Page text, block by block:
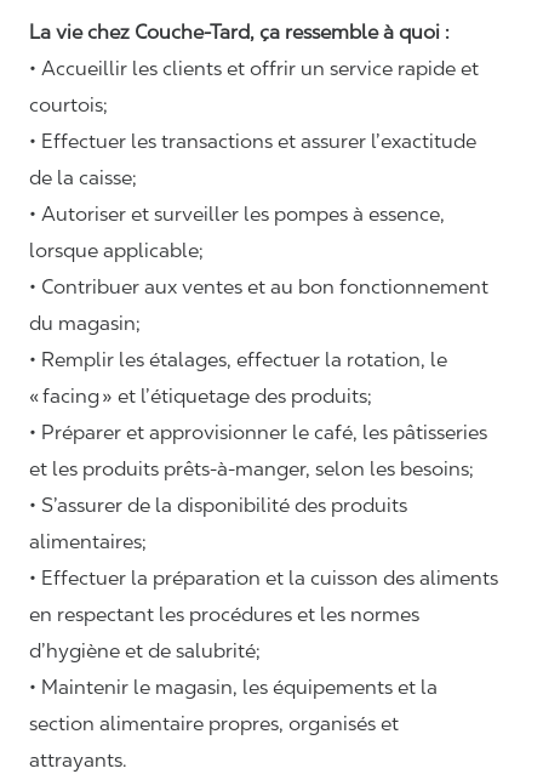
La vie chez Couche-Tard, ça ressemble à quoi :
• Accueillir les clients et offrir un service rapide et
courtois;
• Effectuer les transactions et assurer l’exactitude
de la caisse;
• Autoriser et surveiller les pompes à essence,
lorsque applicable;
• Contribuer aux ventes et au bon fonctionnement
du magasin;
• Remplir les étalages, effectuer la rotation, le
«facing» et l’étiquetage des produits;
• Préparer et approvisionner le café, les pâtisseries
et les produits prêts-à-manger, selon les besoins;
• S’assurer de la disponibilité des produits
alimentaires;
• Effectuer la préparation et la cuisson des aliments
en respectant les procédures et les normes
d’hygiène et de salubrité;
• Maintenir le magasin, les équipements et la
section alimentaire propres, organisés et
attrayants.